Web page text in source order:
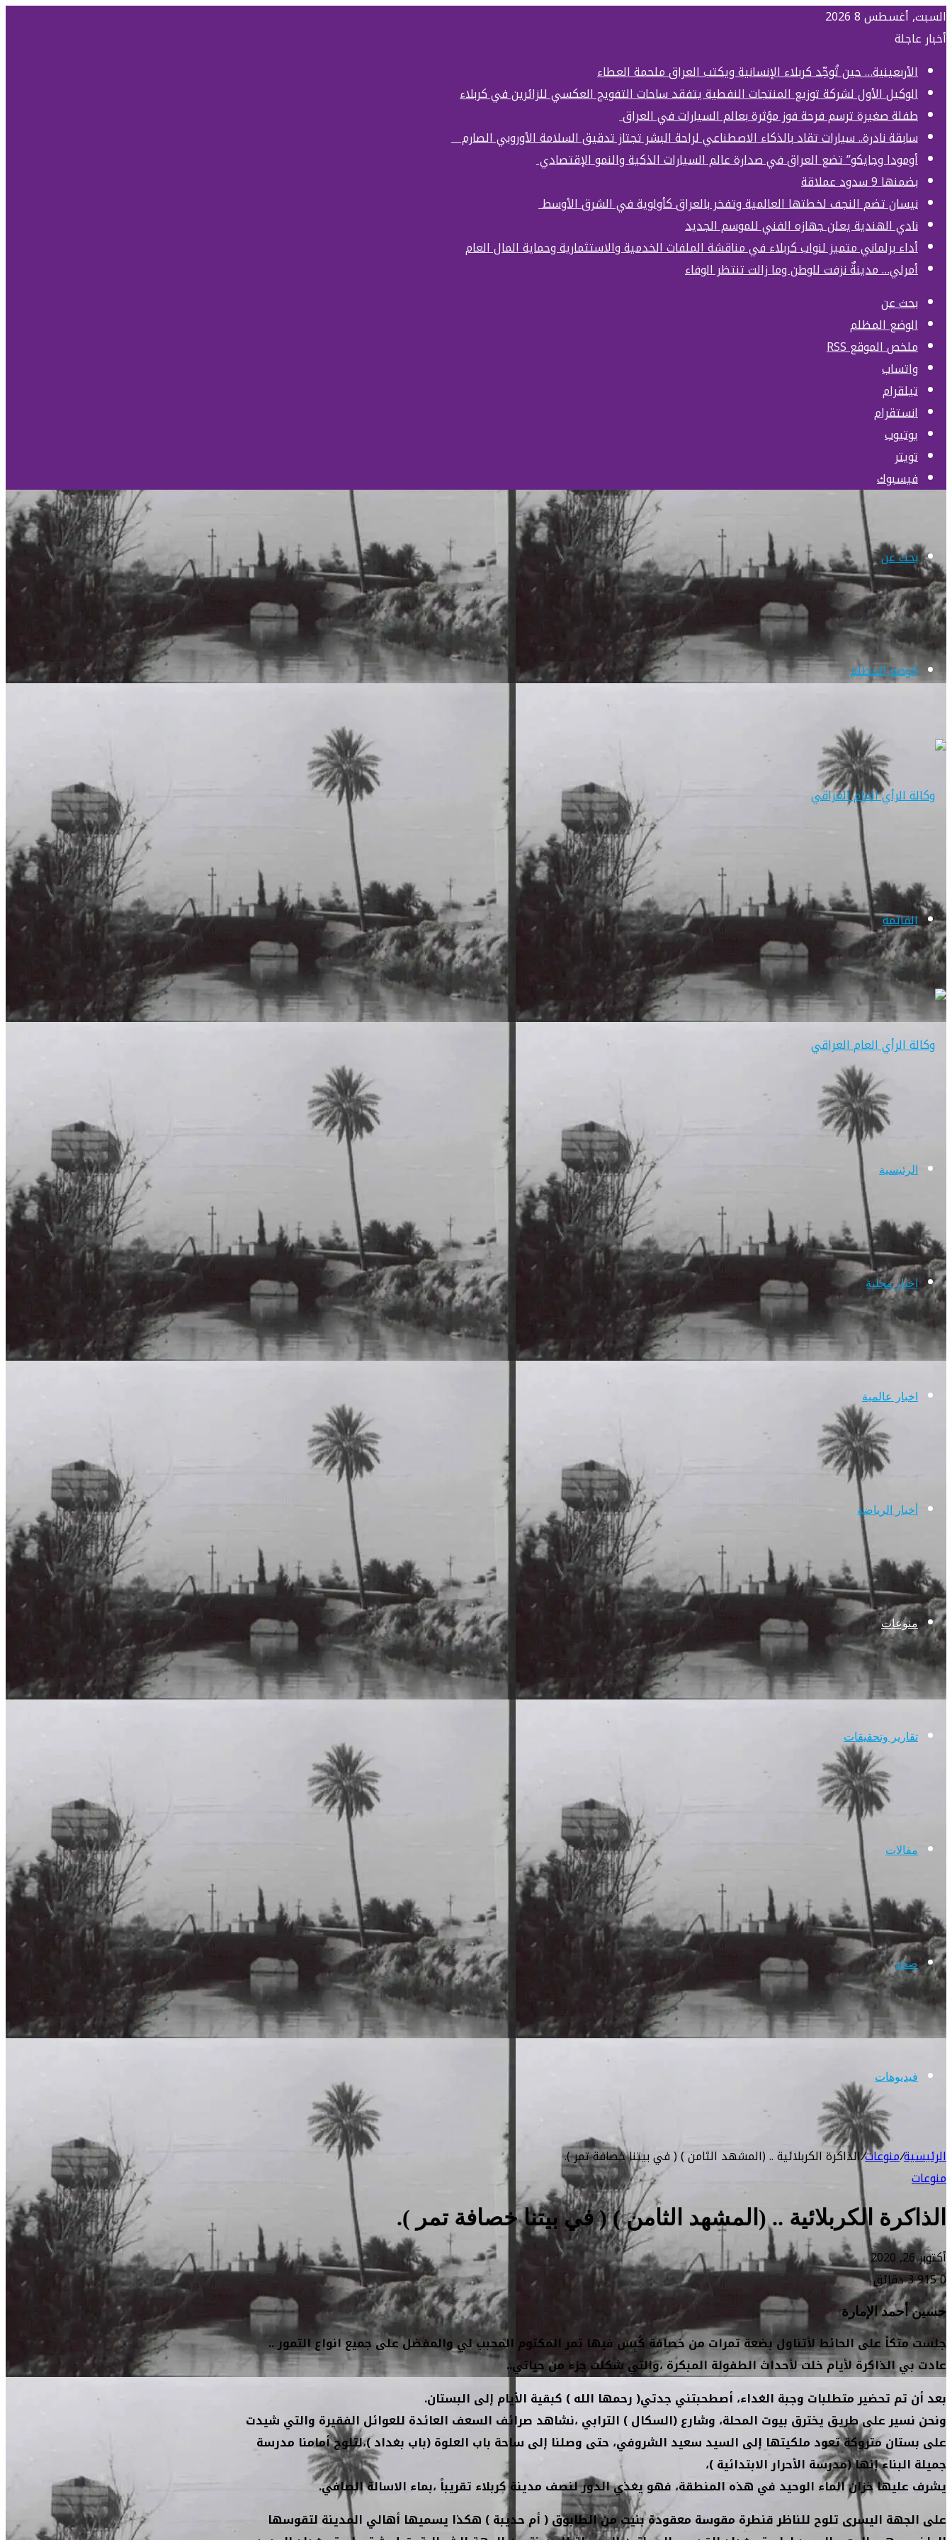
السبت, أغسطس 8 2026
أخبار عاجلة
الأربعينية… حين تُوحِّد كربلاء الإنسانية ويكتب العراق ملحمة العطاء
الوكيل الأول لشركة توزيع المنتجات النفطية يتفقد ساحات التفويج العكسي للزائرين في كربلاء
طفلة صغيرة ترسم فرحة فوز مؤثرة بعالم السيارات في العراق
سابقة نادرة.. سيارات تقاد بالذكاء الاصطناعي لراحة البشر تجتاز تدقيق السلامة الأوروبي الصارم
أومودا وجايكو” تضع العراق في صدارة عالم السيارات الذكية والنمو الإقتصادي
بضمنها 9 سدود عملاقة
نيسان تضم النجف لخطتها العالمية وتفخر بالعراق كأولوية في الشرق الأوسط
نادي الهندية يعلن جهازه الفني للموسم الجديد
أداء برلماني متميز لنواب كربلاء في مناقشة الملفات الخدمية والاستثمارية وحماية المال العام
أمرلي… مدينةٌ نزفت للوطن وما زالت تنتظر الوفاء
بحث عن
الوضع المظلم
ملخص الموقع RSS
واتساب
تيلقرام
انستقرام
يوتيوب
تويتر
فيسبوك
بحث عن
الوضع المظلم
القائمة
الرئيسية
اخبار محلية
اخبار عالمية
أخبار الرياضة
منوعات
تقارير وتحقيقات
مقالات
صحة
فيديوهات
الرئيسية/منوعات/الذاكرة الكربلائية .. (المشهد الثامن ) ( في بيتنا خصافة تمر ).
منوعات
الذاكرة الكربلائية .. (المشهد الثامن ) ( في بيتنا خصافة تمر ).
أكتوبر 26, 2020
0
915 3 دقائق
حسين أحمد الإمارة
جلست متكأ على الحائط لأتناول بضعة تمرات من خصافة كُبِسَ فيها تمر المكتوم المحبب لي والمفضل على جميع انواع التمور ..
عادت بي الذاكرة لأيام خلت لأحداث الطفولة المبكرة ،والتي شكلت جزء من حياتي..
بعد أن تم تحضير متطلبات وجبة الغداء، أصطحبتني جدتي( رحمها الله ) كبقية الأيام إلى البستان.
ونحن نسير على طريق يخترق بيوت المحلة، وشارع (السكال ) الترابي ،نشاهد صرائف السعف العائدة للعوائل الفقيرة والتي شيدت
على بستان متروكة تعود ملكيتها إلى السيد سعيد الشروفي، حتى وصلنا إلى ساحة باب العلوة (باب بغداد )،لتلوح أمامنا مدرسة
جميلة البناء إنها (مدرسة الأحرار الابتدائية )،
يشرف عليها خزان الماء الوحيد في هذه المنطقة، فهو يغذي الدور لنصف مدينة كربلاء تقريباً ،بماء الاسالة الصافي.
على الجهة اليسرى تلوح للناظر قنطرة مقوسة معقودة بنيت من الطابوق ( أم حديبة ) هكذا يسميها أهالي المدينة لتقوسها